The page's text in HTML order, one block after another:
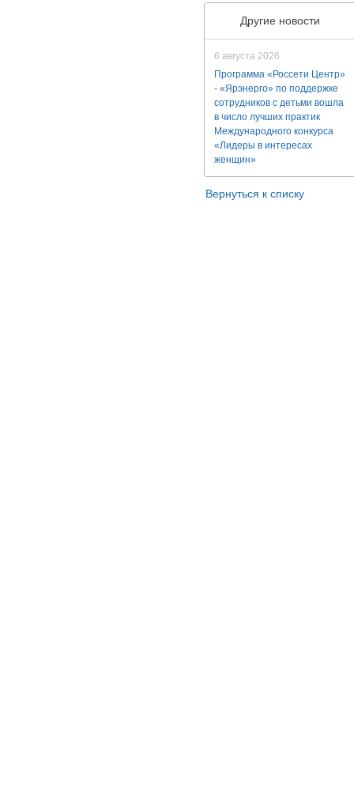
Другие новости
6 августа 2026
Программа «Россети Центр»
- «Ярэнерго» по поддержке
сотрудников с детьми вошла
в число лучших практик
Международного конкурса
«Лидеры в интересах
женщин»
Вернуться к списку